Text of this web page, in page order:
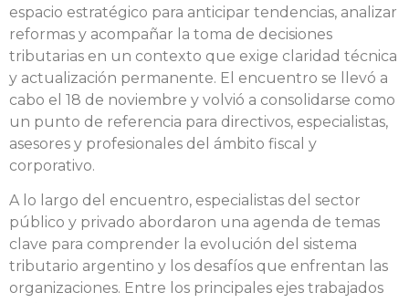
espacio estratégico para anticipar tendencias, analizar
reformas y acompañar la toma de decisiones
tributarias en un contexto que exige claridad técnica
y actualización permanente. El encuentro se llevó a
cabo el 18 de noviembre y volvió a consolidarse como
un punto de referencia para directivos, especialistas,
asesores y profesionales del ámbito fiscal y
corporativo.
A lo largo del encuentro, especialistas del sector
público y privado abordaron una agenda de temas
clave para comprender la evolución del sistema
tributario argentino y los desafíos que enfrentan las
organizaciones. Entre los principales ejes trabajados